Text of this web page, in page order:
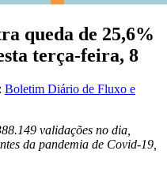
queda de 25,6%
terça-feira, 8
Boletim Diário de Fluxo e
validações no dia,
da pandemia de Covid-19,